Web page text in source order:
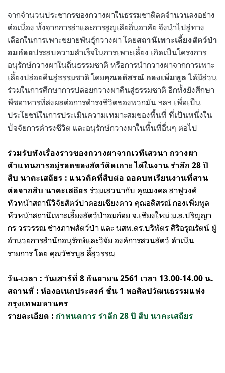
จากจำนวนประชากรของกวางผาในธรรมชาติลดจำนวนลงอย่าง
ต่อเนื่อง ทั้งจากการล่าและการสูญเสียถิ่นอาศัย จึงนำไปสู่ทาง
เลือกในการเพาะขยายพันธุ์กวางผา โดยสถานีเพาะเลี้ยงสัตว์ป่า
อมก๋อยประสบความสำเร็จในการเพาะเลี้ยง เกิดเป็นโครงการ
อนุรักษ์กวางผาในถิ่นธรรมชาติ หรือการนำกวางผาจากการเพาะ
เลี้ยงปล่อยคืนสู่ธรรมชาติ โดยคุณอดิสรณ์ กองเพิ่มพูล ได้มีส่วน
ร่วมในการศึกษาการปล่อยกวางผาคืนสู่ธรรมชาติ อีกทั้งยังศึกษา
พืชอาหารที่ส่งผลต่อการดำรงชีวิตของพวกมัน ฯลฯ เพื่อเป็น
ประโยชน์ในการประเมินความเหมาะสมของพื้นที่ ที่เป็นหนึ่งใน
ปัจจัยการดำรงชีวิต และอนุรักษ์กวางผาในพื้นที่อื่นๆ ต่อไป
ร่วมรับฟังเรื่องราวของกวางผาจากเวทีเสวนา กวางผา
ตัวแทนการอยู่รอดของสัตว์ติดเกาะ ได้ในงาน รำลึก 28 ปี
สืบ นาคะเสถียร : แนวคิดที่สืบต่อ ถอดบทเรียนงานที่สาน
ต่อจากสืบ นาคะเสถียร ร่วมเสวนากับ คุณมงคล สาฟูวงศ์
หัวหน้าสถานีวิจัยสัตว์ป่าดอยเชียงดาว คุณอดิสรณ์ กองเพิ่มพูล
หัวหน้าสถานีเพาะเลี้ยงสัตว์ป่าอมก๋อย จ.เชียงใหม่ ม.ล.ปริญญา
กร วรวรรณ ช่างภาพสัตว์ป่า และ นสพ.ดร.บริพัตร ศิริอรุณรัตน์ ผู้
อำนวยการสำนักอนุรักษ์และวิจัย องค์การสวนสัตว์ ดำเนิน
รายการ โดย คุณวัชรบูล ลี้สุวรรณ
วัน-เวลา : วันเสาร์ที่ 8 กันยายน 2561 เวลา 13.00-14.00 น.
สถานที่ : ห้องอเนกประสงค์ ชั้น 1 หอศิลปวัฒนธรรมแห่ง
กรุงเทพมหานคร
รายละเอียด : กำหนดการ รำลึก 28 ปี สืบ นาคะเสถียร